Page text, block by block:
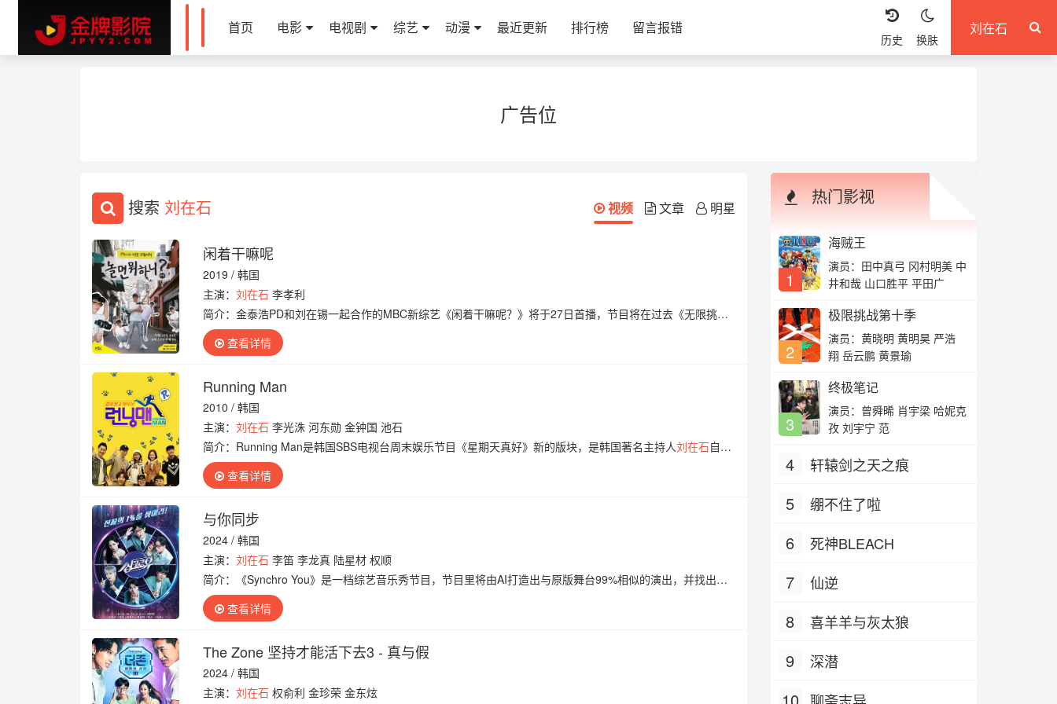
首页 电影 电视剧 综艺 动漫 最近更新 排行榜 留言报错
换肤
历史
广告位
搜索 刘在石 视频 文章 明星
闲着干嘛呢
2019 / 韩国
主演：刘在石 李孝利
简介：金泰浩PD和刘在锡一起合作的MBC新综艺《闲着干嘛呢？》将于27日首播，节目将在过去《无限挑
战》播出的时间段每周六下午6点播出。此前曾通过新设的油管频道《闲着干嘛呢？》播出了5篇接力摄影机的
内容，发出...
查看详情
Running Man
2010 / 韩国
主演：刘在石 李光洙 河东勋 金钟国 池石
简介： Running Man是韩国SBS电视台周末娱乐节目《星期天真好》新的版块，是韩国著名主持人刘在石自
“家族诞生”第一季结束后时隔五个月接手的SBS新艺能节目，作为
查看详情
与你同步‎
2024 / 韩国
主演：刘在石 李笛 李龙真 陆星材 权顺
简介：
《Synchro You》是一档综艺音乐秀节目，节目里将由AI打造出与原版舞台99%相似的演出，并找出顶
级歌手们呈现的1%的翻唱舞台。
查看详情
The Zone 坚持才能活下去3 - 真与假
2024 / 韩国
主演：刘在石 权俞利 金珍荣 金东炫
热门影视
1
海贼王
演员：田中真弓 冈村明美 中
井和哉 山口胜平 平田广
2
极限挑战第十季
演员：黄晓明 黄明昊 严浩
翔 岳云鹏 黄景瑜
3
终极笔记
演员：曾舜晞 肖宇梁 哈妮克
孜 刘宇宁 范
4 轩辕剑之天之痕
5 绷不住了啦
6 死神BLEACH
7 仙逆
8 喜羊羊与灰太狼
9 深潜
聊斋志异